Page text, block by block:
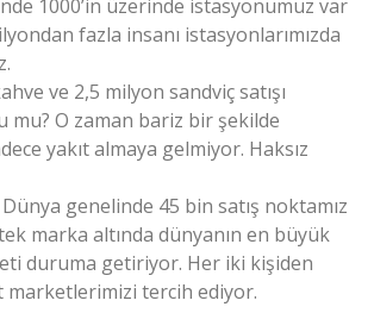
1000’in üzerinde istasyonumuz var
fazla insanı istasyonlarımızda
ve 2,5 milyon sandviç satışı
mu? O zaman bariz bir şekilde
yakıt almaya gelmiyor. Haksız
Dünya genelinde 45 bin satış noktamız
marka altında dünyanın en büyük
duruma getiriyor. Her iki kişiden
marketlerimizi tercih ediyor.